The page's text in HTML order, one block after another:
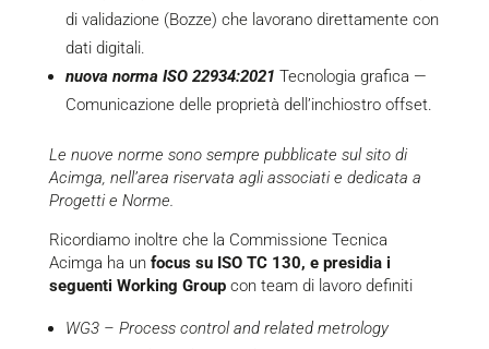
di validazione (Bozze) che lavorano direttamente con
dati digitali.
nuova norma ISO 22934:2021 Tecnologia grafica —
Comunicazione delle proprietà dell’inchiostro offset.
Le nuove norme sono sempre pubblicate sul sito di
Acimga, nell’area riservata agli associati e dedicata a
Progetti e Norme.
Ricordiamo inoltre che la Commissione Tecnica
Acimga ha un focus su ISO TC 130, e presidia i
seguenti Working Groupcon team di lavoro definiti
WG3 – Process control and related metrology